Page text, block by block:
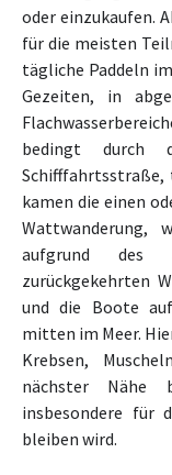
oder einzukaufen.
für die meisten
tägliche Paddeln
Gezeiten, in
bedingt durch
Schifffahrtsstraße,
kamen die einen
Wattwanderung,
aufgrund des
zurückgekehrten
und die Boote
mitten im Meer.
Krebsen,
nächster Nähe
insbesondere für
bleiben wird.